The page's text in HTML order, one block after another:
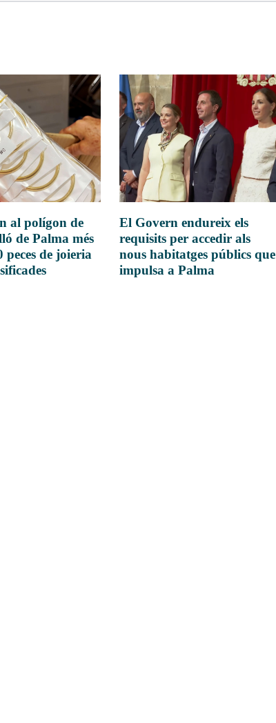
al polígon de
de Palma més
peces de joieria
El Govern endureix els
requisits per accedir als
nous habitatges públics que
impulsa a Palma